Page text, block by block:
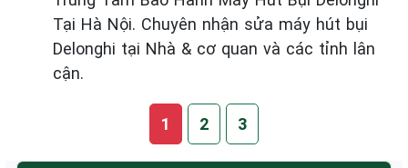
Tại Hà Nội. Chuyên nhận sửa máy hút bụi
Delonghi tại Nhà & cơ quan và các tỉnh lân
cận.
1 2 3